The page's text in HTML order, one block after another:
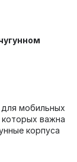
мобильных
которых важна
корпуса